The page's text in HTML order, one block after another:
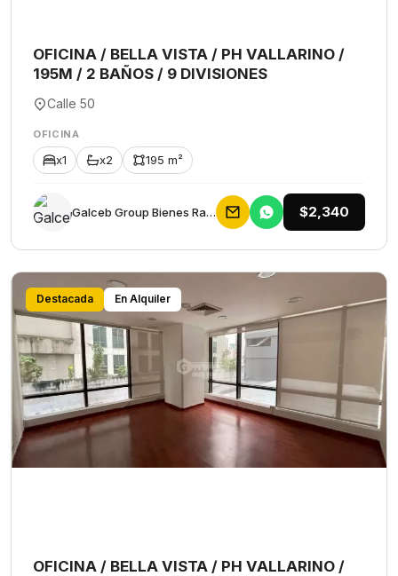
OFICINA / BELLA VISTA / PH VALLARINO /
195M / 2 BAÑOS / 9 DIVISIONES
Calle 50
OFICINA
x1 x2 195 m²
Galceb Group Bienes Raices $2,340
Destacada En Alquiler
OFICINA / BELLA VISTA / PH VALLARINO /